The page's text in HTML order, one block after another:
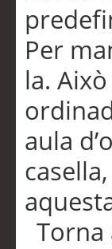
Per
la.
aula
Torna